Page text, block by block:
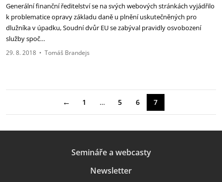
Generální finanční ředitelství se na svých webových stránkách vyjádřilo
k problematice opravy základu daně u plnění uskutečněných pro
dlužníka v úpadku, Soudní dvůr EU se zabýval pravidly osvobození
služby spoč…
29. 8. 2018 • Tomáš Brandejs
← 1 … 5 6 7
Semináře a webcasty
Newsletter